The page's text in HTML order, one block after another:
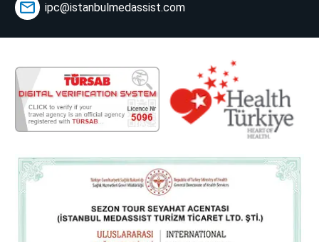
ipc@istanbulmedassist.com